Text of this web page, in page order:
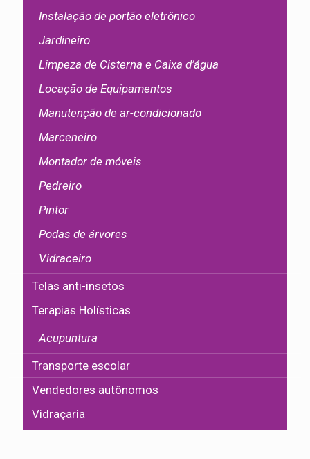
Instalação de portão eletrônico
Jardineiro
Limpeza de Cisterna e Caixa d’água
Locação de Equipamentos
Manutenção de ar-condicionado
Marceneiro
Montador de móveis
Pedreiro
Pintor
Podas de árvores
Vidraceiro
Telas anti-insetos
Terapias Holísticas
Acupuntura
Transporte escolar
Vendedores autônomos
Vidraçaria